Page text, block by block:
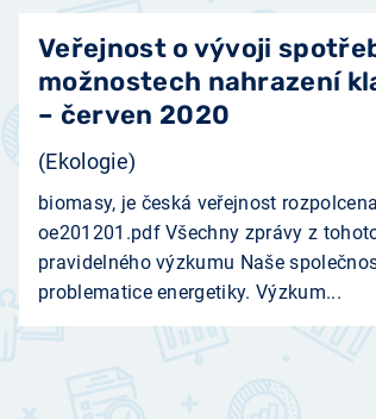
Veřejnost o vývoji
možnostech nahrazení
– červen 2020
(Ekologie)
biomasy, je česká veřejnost
oe201201.pdf Všechny zprávy z
pravidelného výzkumu Naše
problematice energetiky. Výzkum...